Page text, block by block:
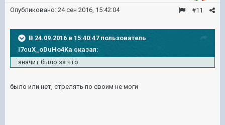
#11
Опубликовано: 24 сен 2016, 15:42:04
В 24.09.2016 в 15:40:47 пользователь
I7cuX_oDuHo4Ka сказал:
значит было за что
было или нет, стрелять по своим не моги